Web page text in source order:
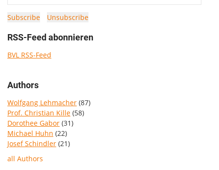
RSS-Feed abonnieren
BVL RSS-Feed
Authors
Wolfgang Lehmacher (87)
Prof. Christian Kille (58)
Dorothee Gabor (31)
Michael Huhn (22)
Josef Schindler (21)
all Authors